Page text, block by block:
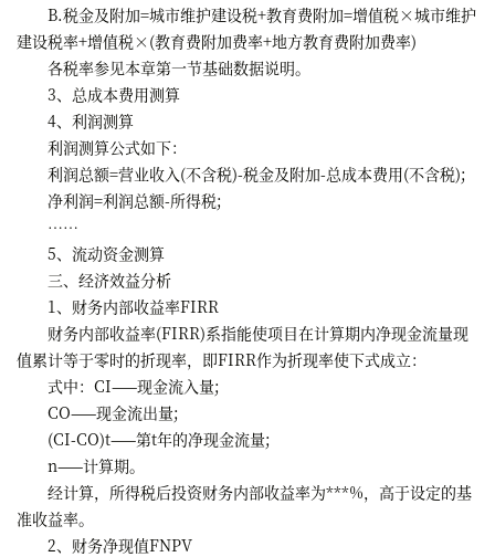
B.税金及附加=城市维护建设税+教育费附加=增值税×城市维护
建设税率+增值税×(教育费附加费率+地方教育费附加费率)
各税率参见本章第一节基础数据说明。
3、总成本费用测算
4、利润测算
利润测算公式如下：
利润总额=营业收入(不含税)-税金及附加-总成本费用(不含税);
净利润=利润总额-所得税;
……
5、流动资金测算
三、经济效益分析
1、财务内部收益率FIRR
财务内部收益率(FIRR)系指能使项目在计算期内净现金流量现
值累计等于零时的折现率，即FIRR作为折现率使下式成立：
式中：CI——现金流入量;
CO——现金流出量;
(CI-CO)t——第t年的净现金流量;
n——计算期。
经计算，所得税后投资财务内部收益率为***%，高于设定的基
准收益率。
2、财务净现值FNPV